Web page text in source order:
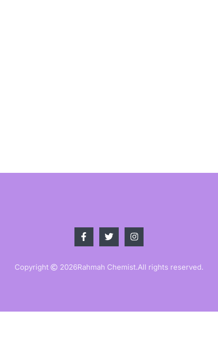
Copyright 2026Rahmah Chemist.All rights reserved.